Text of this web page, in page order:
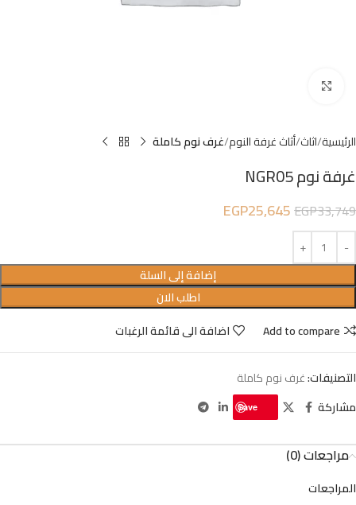
الرئيسية اثاث أثاث غرفة النوم غرف نوم كاملة
غرفة نوم NGR05
EGP33,749
EGP25,645
إضافة إلى السلة
اطلب الان
Add to compare
اضافة الى قائمة الرغبات
التصنيفات:غرف نوم كاملة
مشاركة
Save
مراجعات (0)
المراجعات